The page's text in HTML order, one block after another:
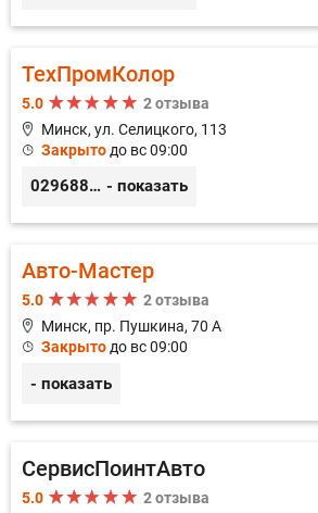
ТехПромКолор
5.0
2 отзыва
Минск, ул. Селицкого, 113
Закрыто до вс 09:00
0296889898 - показать
Авто-Мастер
5.0
2 отзыва
Минск, пр. Пушкина, 70 А
Закрыто до вс 09:00
- показать
СервисПоинтАвто
5.0
2 отзыва